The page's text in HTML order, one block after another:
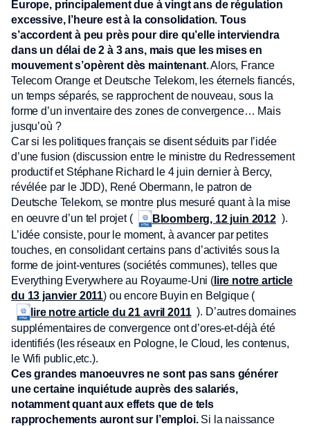
Europe, principalement due à vingt ans de régulation
excessive, l’heure est à la consolidation. Tous
s’accordent à peu près pour dire qu’elle interviendra
dans un délai de 2 à 3 ans, mais que les mises en
mouvement s’opèrent dès maintenant. Alors, France
Telecom Orange et Deutsche Telekom, les éternels fiancés,
un temps séparés, se rapprochent de nouveau, sous la
forme d’un inventaire des zones de convergence… Mais
jusqu’où ?
Car si les politiques français se disent séduits par l’idée
d’une fusion (discussion entre le ministre du Redressement
productif et Stéphane Richard le 4 juin dernier à Bercy,
révélée par le JDD), René Obermann, le patron de
Deutsche Telekom, se montre plus mesuré quant à la mise
en oeuvre d’un tel projet (
Bloomberg, 12 juin 2012 ).
L’idée consiste, pour le moment, à avancer par petites
touches, en consolidant certains pans d’activités sous la
forme de joint-ventures (sociétés communes), telles que
Everything Everywhere au Royaume-Uni (lire notre article
du 13 janvier 2011) ou encore Buyin en Belgique (
lire notre article du 21 avril 2011 ). D’autres domaines
supplémentaires de convergence ont d’ores-et-déjà été
identifiés (les réseaux en Pologne, le Cloud, les contenus,
le Wifi public,etc.).
Ces grandes manoeuvres ne sont pas sans générer
une certaine inquiétude auprès des salariés,
notamment quant aux effets que de tels
rapprochements auront sur l’emploi.Si la naissance